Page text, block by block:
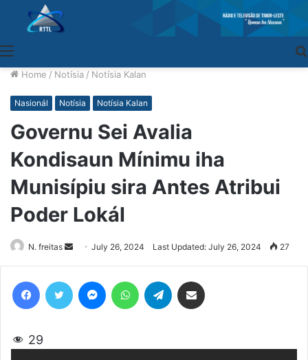
Home / Notísia / Notísia Kalan
Nasionál Notísia Notísia Kalan
Governu Sei Avalia
Kondisaun Mínimu iha
Munisípiu sira Antes Atribui
Poder Lokál
N. freitas
Send
an
email
July 26, 2024 Last Updated: July 26, 2024 27
29